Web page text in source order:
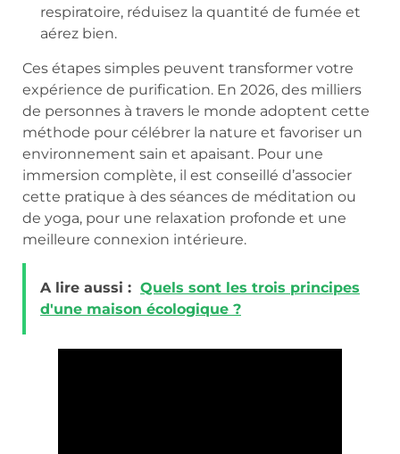
respiratoire, réduisez la quantité de fumée et
aérez bien.
Ces étapes simples peuvent transformer votre
expérience de purification. En 2026, des milliers
de personnes à travers le monde adoptent cette
méthode pour célébrer la nature et favoriser un
environnement sain et apaisant. Pour une
immersion complète, il est conseillé d’associer
cette pratique à des séances de méditation ou
de yoga, pour une relaxation profonde et une
meilleure connexion intérieure.
A lire aussi : Quels sont les trois principes
d'une maison écologique ?